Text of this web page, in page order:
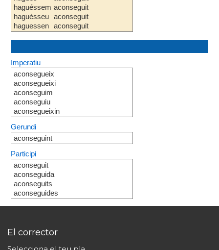
haguéssem
haguésseu
haguessen
aconseguit
aconseguit
aconseguit
Imperatiu
aconsegueix
aconsegueixi
aconseguim
aconseguiu
aconsegueixin
Gerundi
aconseguint
Participi
aconseguit
aconseguida
aconseguits
aconseguides
El corrector